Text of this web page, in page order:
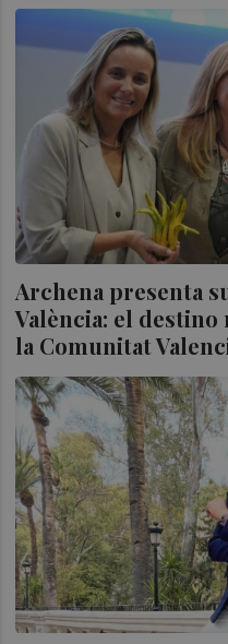
Archena presenta
València: el destino
la Comunitat